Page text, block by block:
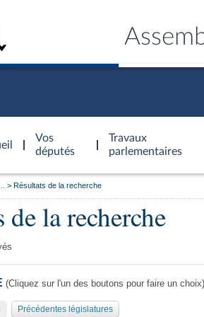
Vos
députés
Travaux
parlementaires
Résultats de la recherche
de la recherche
(Cliquez sur l'un des boutons pour faire un choix)
Précédentes législatures